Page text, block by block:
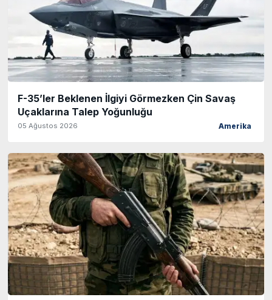
F-35’ler Beklenen İlgiyi Görmezken Çin Savaş
Uçaklarına Talep Yoğunluğu
05 Ağustos 2026 Amerika